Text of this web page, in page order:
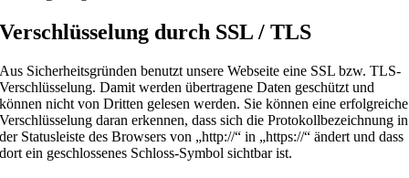
Verschlüsselung durch SSL / TLS
Aus Sicherheitsgründen benutzt unsere Webseite eine SSL bzw. TLS-
Verschlüsselung. Damit werden übertragene Daten geschützt und
können nicht von Dritten gelesen werden. Sie können eine erfolgreiche
Verschlüsselung daran erkennen, dass sich die Protokollbezeichnung in
der Statusleiste des Browsers von „http://“ in „https://“ ändert und dass
dort ein geschlossenes Schloss-Symbol sichtbar ist.